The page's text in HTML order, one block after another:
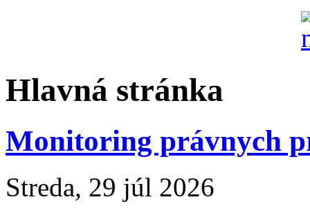
Hlavná stránka
Monitoring právnych
Streda, 29 júl 2026